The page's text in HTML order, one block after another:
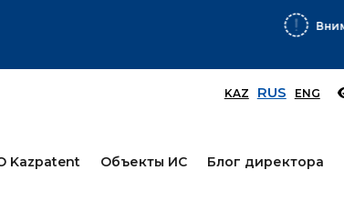
KAZ RUS ENG
Kazpatent Объекты ИС Блог директора